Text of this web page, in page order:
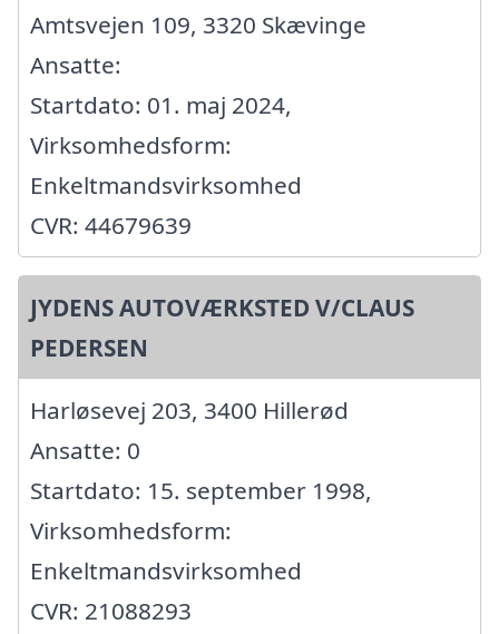
Amtsvejen 109, 3320 Skævinge
Ansatte:
Startdato: 01. maj 2024,
Virksomhedsform:
Enkeltmandsvirksomhed
CVR: 44679639
JYDENS AUTOVÆRKSTED V/CLAUS
PEDERSEN
Harløsevej 203, 3400 Hillerød
Ansatte: 0
Startdato: 15. september 1998,
Virksomhedsform:
Enkeltmandsvirksomhed
CVR: 21088293